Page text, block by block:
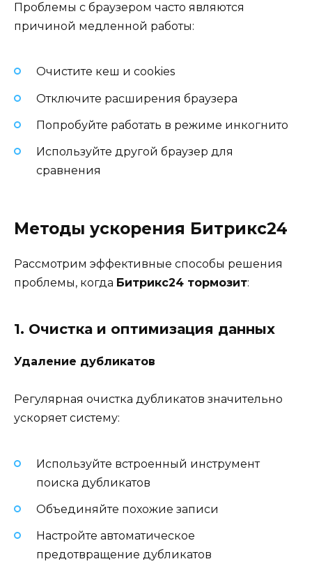
Проблемы с браузером часто являются
причиной медленной работы:
Очистите кеш и cookies
Отключите расширения браузера
Попробуйте работать в режиме инкогнито
Используйте другой браузер для
сравнения
Методы ускорения Битрикс24
Рассмотрим эффективные способы решения
проблемы, когда Битрикс24 тормозит:
1. Очистка и оптимизация данных
Удаление дубликатов
Регулярная очистка дубликатов значительно
ускоряет систему:
Используйте встроенный инструмент
поиска дубликатов
Объединяйте похожие записи
Настройте автоматическое
предотвращение дубликатов